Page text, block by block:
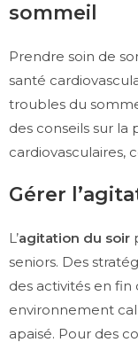
sommeil
Prendre soin de
santé
troubles du
des conseils sur la
cardiovasculaires,
Gérer
L’agitation du soir
seniors. Des
des activités en fin
environnement
apaisé. Pour des